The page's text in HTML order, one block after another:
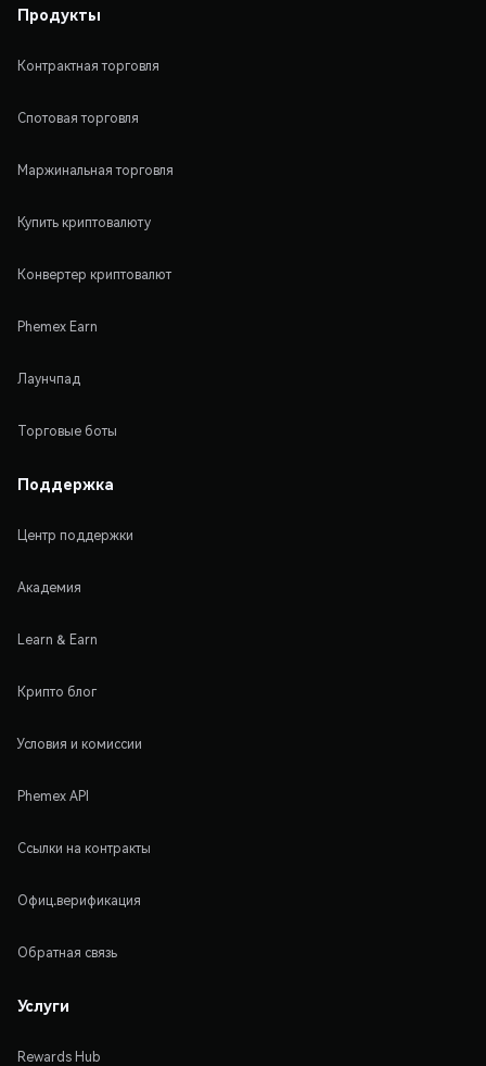
Продукты
Контрактная торговля
Спотовая торговля
Маржинальная торговля
Купить криптовалюту
Конвертер криптовалют
Phemex Earn
Лаунчпад
Торговые боты
Поддержка
Центр поддержки
Академия
Learn & Earn
Крипто блог
Условия и комиссии
Phemex API
Ссылки на контракты
Офиц.верификация
Обратная связь
Услуги
Rewards Hub